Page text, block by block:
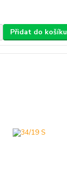
Přidat do košíku